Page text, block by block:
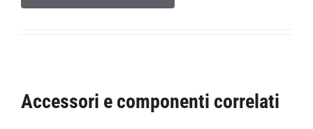
Accessori e componenti correlati